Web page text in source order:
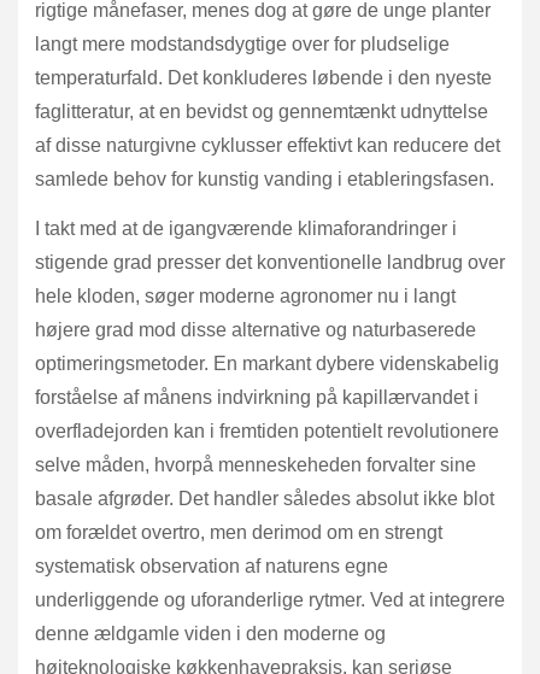
rigtige månefaser, menes dog at gøre de unge planter
langt mere modstandsdygtige over for pludselige
temperaturfald. Det konkluderes løbende i den nyeste
faglitteratur, at en bevidst og gennemtænkt udnyttelse
af disse naturgivne cyklusser effektivt kan reducere det
samlede behov for kunstig vanding i etableringsfasen.
I takt med at de igangværende klimaforandringer i
stigende grad presser det konventionelle landbrug over
hele kloden, søger moderne agronomer nu i langt
højere grad mod disse alternative og naturbaserede
optimeringsmetoder. En markant dybere videnskabelig
forståelse af månens indvirkning på kapillærvandet i
overfladejorden kan i fremtiden potentielt revolutionere
selve måden, hvorpå menneskeheden forvalter sine
basale afgrøder. Det handler således absolut ikke blot
om forældet overtro, men derimod om en strengt
systematisk observation af naturens egne
underliggende og uforanderlige rytmer. Ved at integrere
denne ældgamle viden i den moderne og
højteknologiske køkkenhavepraksis, kan seriøse